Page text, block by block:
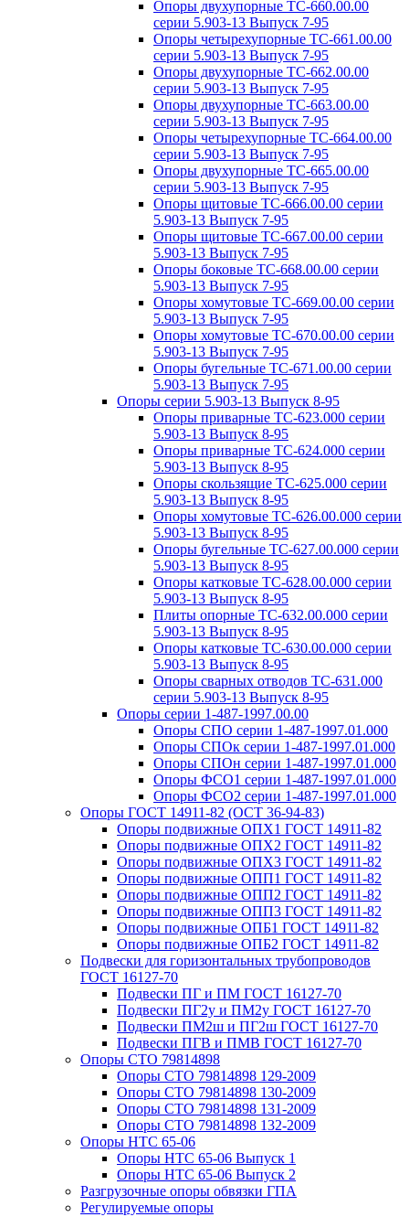
Опоры двухупорные ТС-660.00.00
серии 5.903-13 Выпуск 7-95
Опоры четырехупорные ТС-661.00.00
серии 5.903-13 Выпуск 7-95
Опоры двухупорные ТС-662.00.00
серии 5.903-13 Выпуск 7-95
Опоры двухупорные ТС-663.00.00
серии 5.903-13 Выпуск 7-95
Опоры четырехупорные ТС-664.00.00
серии 5.903-13 Выпуск 7-95
Опоры двухупорные ТС-665.00.00
серии 5.903-13 Выпуск 7-95
Опоры щитовые ТС-666.00.00 серии
5.903-13 Выпуск 7-95
Опоры щитовые ТС-667.00.00 серии
5.903-13 Выпуск 7-95
Опоры боковые ТС-668.00.00 серии
5.903-13 Выпуск 7-95
Опоры хомутовые ТС-669.00.00 серии
5.903-13 Выпуск 7-95
Опоры хомутовые ТС-670.00.00 серии
5.903-13 Выпуск 7-95
Опоры бугельные ТС-671.00.00 серии
5.903-13 Выпуск 7-95
Опоры серии 5.903-13 Выпуск 8-95
Опоры приварные ТС-623.000 серии
5.903-13 Выпуск 8-95
Опоры приварные ТС-624.000 серии
5.903-13 Выпуск 8-95
Опоры скользящие ТС-625.000 серии
5.903-13 Выпуск 8-95
Опоры хомутовые ТС-626.00.000 серии
5.903-13 Выпуск 8-95
Опоры бугельные ТС-627.00.000 серии
5.903-13 Выпуск 8-95
Опоры катковые ТС-628.00.000 серии
5.903-13 Выпуск 8-95
Плиты опорные ТС-632.00.000 серии
5.903-13 Выпуск 8-95
Опоры катковые ТС-630.00.000 серии
5.903-13 Выпуск 8-95
Опоры сварных отводов ТС-631.000
серии 5.903-13 Выпуск 8-95
Опоры серии 1-487-1997.00.00
Опоры СПО серии 1-487-1997.01.000
Опоры СПОк серии 1-487-1997.01.000
Опоры СПОн серии 1-487-1997.01.000
Опоры ФСО1 серии 1-487-1997.01.000
Опоры ФСО2 серии 1-487-1997.01.000
Опоры ГОСТ 14911-82 (ОСТ 36-94-83)
Опоры подвижные ОПХ1 ГОСТ 14911-82
Опоры подвижные ОПХ2 ГОСТ 14911-82
Опоры подвижные ОПХ3 ГОСТ 14911-82
Опоры подвижные ОПП1 ГОСТ 14911-82
Опоры подвижные ОПП2 ГОСТ 14911-82
Опоры подвижные ОПП3 ГОСТ 14911-82
Опоры подвижные ОПБ1 ГОСТ 14911-82
Опоры подвижные ОПБ2 ГОСТ 14911-82
Подвески для горизонтальных трубопроводов
ГОСТ 16127-70
Подвески ПГ и ПМ ГОСТ 16127-70
Подвески ПГ2у и ПМ2у ГОСТ 16127-70
Подвески ПМ2ш и ПГ2ш ГОСТ 16127-70
Подвески ПГВ и ПМВ ГОСТ 16127-70
Опоры СТО 79814898
Опоры СТО 79814898 129-2009
Опоры СТО 79814898 130-2009
Опоры СТО 79814898 131-2009
Опоры СТО 79814898 132-2009
Опоры НТС 65-06
Опоры НТС 65-06 Выпуск 1
Опоры НТС 65-06 Выпуск 2
Разгрузочные опоры обвязки ГПА
Регулируемые опоры